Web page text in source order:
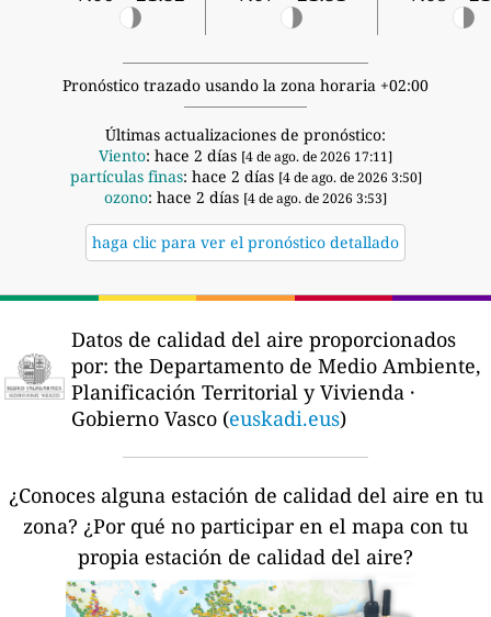
Pronóstico trazado usando la zona horaria +02:00
Últimas actualizaciones de pronóstico:
Viento: hace 2 días [4 de ago. de 2026 17:11]
partículas finas: hace 2 días [4 de ago. de 2026 3:50]
ozono: hace 2 días [4 de ago. de 2026 3:53]
haga clic para ver el pronóstico detallado
Datos de calidad del aire proporcionados
por: the Departamento de Medio Ambiente,
Planificación Territorial y Vivienda ·
Gobierno Vasco (euskadi.eus)
¿Conoces alguna estación de calidad del aire en tu
zona? ¿Por qué no participar en el mapa con tu
propia estación de calidad del aire?